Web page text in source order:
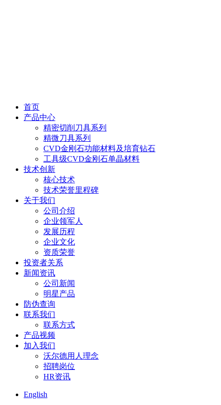
首页
产品中心
精密切削刀具系列
精微刀具系列
CVD金刚石功能材料及培育钻石
工具级CVD金刚石单晶材料
技术创新
核心技术
技术荣誉里程碑
关于我们
公司介绍
企业领军人
发展历程
企业文化
资质荣誉
投资者关系
新闻资讯
公司新闻
明星产品
防伪查询
联系我们
联系方式
产品视频
加入我们
沃尔德用人理念
招聘岗位
HR资讯
English